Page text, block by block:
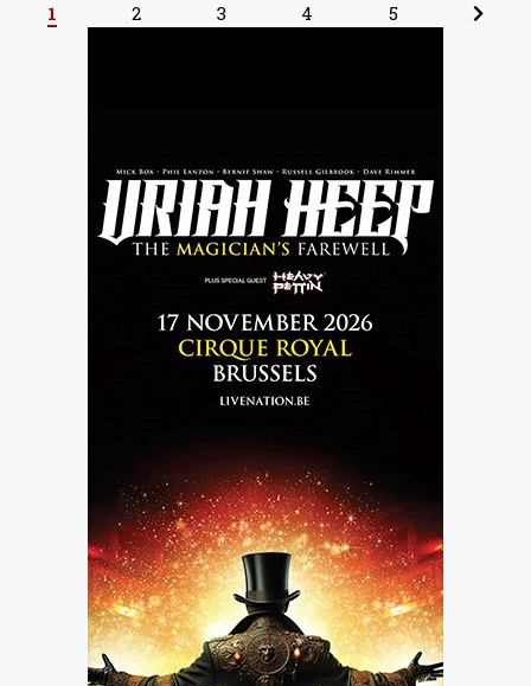
1 2 3 4 5